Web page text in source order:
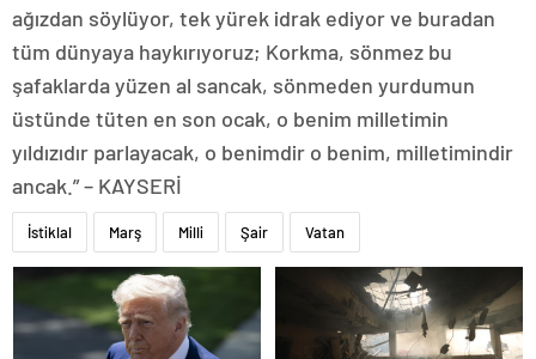
ağızdan söylüyor, tek yürek idrak ediyor ve buradan
tüm dünyaya haykırıyoruz; Korkma, sönmez bu
şafaklarda yüzen al sancak, sönmeden yurdumun
üstünde tüten en son ocak, o benim milletimin
yıldızıdır parlayacak, o benimdir o benim, milletimindir
ancak.” – KAYSERİ
İstiklal Marş Milli Şair Vatan